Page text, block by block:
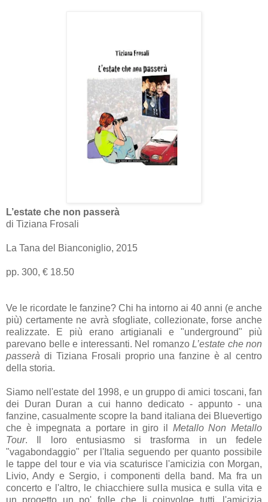
L’estate che non passerà
di Tiziana Frosali
La Tana del Bianconiglio, 2015
pp. 300, € 18.50
Ve le ricordate le fanzine? Chi ha intorno ai 40 anni (e anche
più) certamente ne avrà sfogliate, collezionate, forse anche
realizzate. E più erano artigianali e "underground" più
parevano belle e interessanti. Nel romanzo L’estate che non
passerà di Tiziana Frosali proprio una fanzine è al centro
della storia.
Siamo nell'estate del 1998, e un gruppo di amici toscani, fan
dei Duran Duran a cui hanno dedicato - appunto - una
fanzine, casualmente scopre la band italiana dei Bluevertigo
che è impegnata a portare in giro il Metallo Non Metallo
Tour. Il loro entusiasmo si trasforma in un fedele
"vagabondaggio" per l'Italia seguendo per quanto possibile
le tappe del tour e via via scaturisce l'amicizia con Morgan,
Livio, Andy e Sergio, i componenti della band. Ma fra un
concerto e l'altro, le chiacchiere sulla musica e sulla vita e
un progetto un po' folle che li coinvolge tutti, l'amicizia